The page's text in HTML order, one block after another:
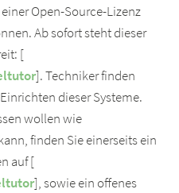
Open-Source-Lizenz
Ab sofort steht dieser
[
]. Techniker finden
dieser Systeme.
wollen wie
finden Sie einerseits ein
auf [
], sowie ein offenes